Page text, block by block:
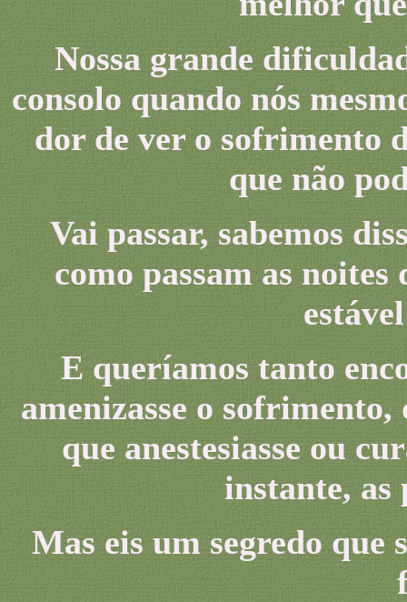
Nossa grande
consolo quando nós
dor de ver o sofrimento
que não
Vai passar, sabemos
como passam as noites
E queríamos tanto
amenizasse o
que anestesiasse ou
instante,
Mas eis um segredo que